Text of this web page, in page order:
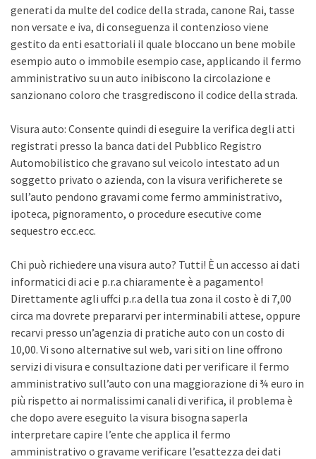
generati da multe del codice della strada, canone Rai, tasse
non versate e iva, di conseguenza il contenzioso viene
gestito da enti esattoriali il quale bloccano un bene mobile
esempio auto o immobile esempio case, applicando il fermo
amministrativo su un auto inibiscono la circolazione e
sanzionano coloro che trasgrediscono il codice della strada.
Visura auto: Consente quindi di eseguire la verifica degli atti
registrati presso la banca dati del Pubblico Registro
Automobilistico che gravano sul veicolo intestato ad un
soggetto privato o azienda, con la visura verificherete se
sull’auto pendono gravami come fermo amministrativo,
ipoteca, pignoramento, o procedure esecutive come
sequestro ecc.ecc.
Chi può richiedere una visura auto? Tutti! È un accesso ai dati
informatici di aci e p.r.a chiaramente è a pagamento!
Direttamente agli uffci p.r.a della tua zona il costo è di 7,00
circa ma dovrete prepararvi per interminabili attese, oppure
recarvi presso un’agenzia di pratiche auto con un costo di
10,00. Vi sono alternative sul web, vari siti on line offrono
servizi di visura e consultazione dati per verificare il fermo
amministrativo sull’auto con una maggiorazione di ¾ euro in
più rispetto ai normalissimi canali di verifica, il problema è
che dopo avere eseguito la visura bisogna saperla
interpretare capire l’ente che applica il fermo
amministrativo o gravame verificare l’esattezza dei dati